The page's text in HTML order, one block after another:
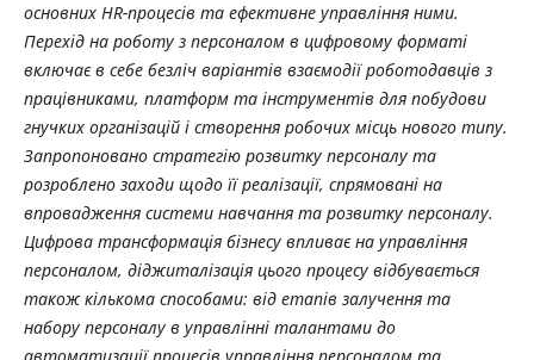
основних HR-процесів та ефективне управління ними.
Перехід на роботу з персоналом в цифровому форматі
включає в себе безліч варіантів взаємодії роботодавців з
працівниками, платформ та інструментів для побудови
гнучких організацій і створення робочих місць нового типу.
Запропоновано стратегію розвитку персоналу та
розроблено заходи щодо її реалізації, спрямовані на
впровадження системи навчання та розвитку персоналу.
Цифрова трансформація бізнесу впливає на управління
персоналом, діджиталізація цього процесу відбувається
також кількома способами: від етапів залучення та
набору персоналу в управлінні талантами до